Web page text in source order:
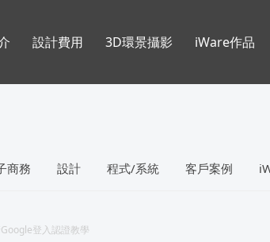
商務 設計 程式/系統 客戶案例
登入認證教學